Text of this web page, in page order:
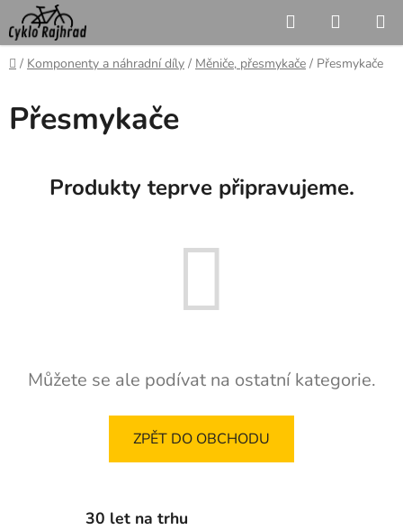
Přejít
na
obsah
Hledat
KOŠÍK
Domů
/ Komponenty a náhradní díly / Měniče, přesmykače / Přesmykače
Přesmykače
Produkty teprve připravujeme.
Můžete se ale podívat na ostatní kategorie.
ZPĚT DO OBCHODU
30 let na trhu